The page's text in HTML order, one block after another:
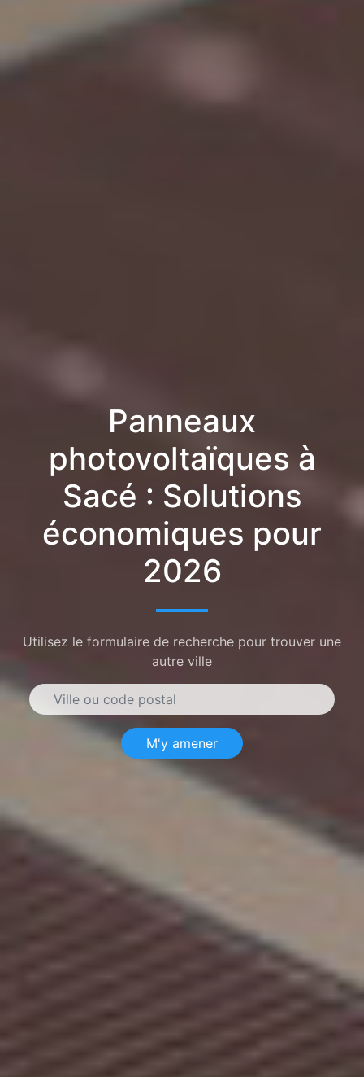
Panneaux
photovoltaïques à
Sacé : Solutions
économiques pour
2026
Utilisez le formulaire de recherche pour trouver une
autre ville
M'y amener